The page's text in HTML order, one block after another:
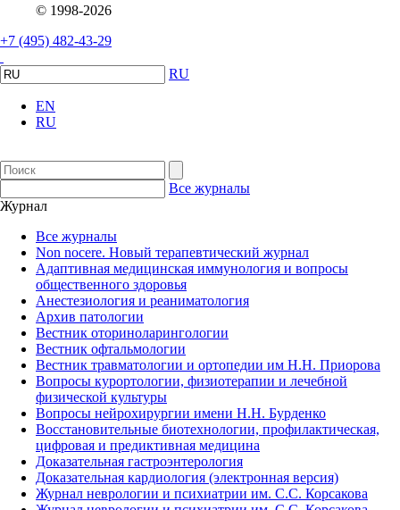
© 1998-2026
+7 (495) 482-43-29
RU
EN
RU
Все журналы
Журнал
Все журналы
Non nocere. Новый терапевтический журнал
Адаптивная медицинская иммунология и вопросы
общественного здоровья
Анестезиология и реаниматология
Архив патологии
Вестник оториноларингологии
Вестник офтальмологии
Вестник травматологии и ортопедии им Н.Н. Приорова
Вопросы курортологии, физиотерапии и лечебной
физической культуры
Вопросы нейрохирургии имени Н.Н. Бурденко
Восстановительные биотехнологии, профилактическая,
цифровая и предиктивная медицина
Доказательная гастроэнтерология
Доказательная кардиология (электронная версия)
Журнал неврологии и психиатрии им. С.С. Корсакова